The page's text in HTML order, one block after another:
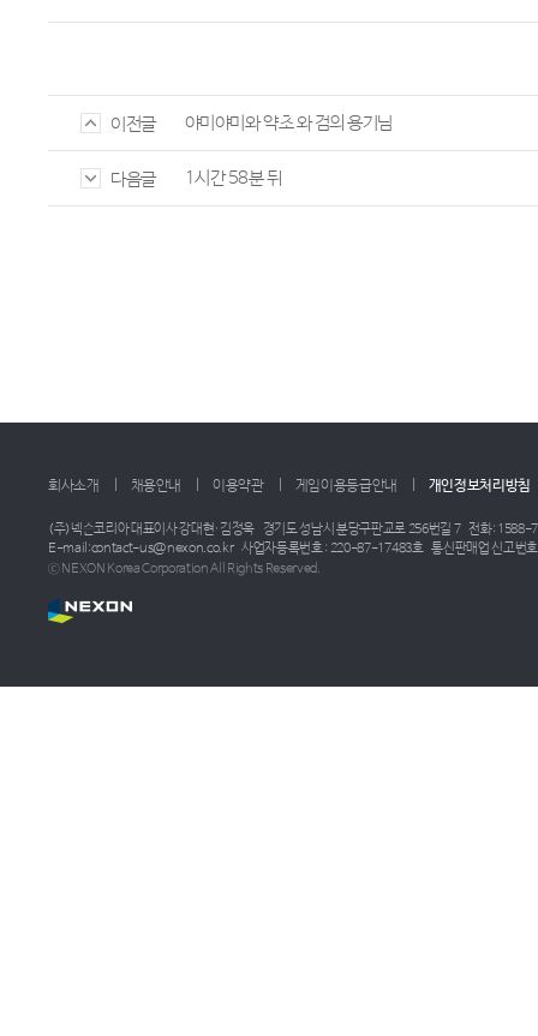
이전글 야미야미와 약초 와 검의 용기님
다음글 1시간 58분 뒤
회사소개 채용안내 이용약관 게임이용등급안내 개인정보처리방침
(주)넥슨코리아 대표이사 강대현·김정욱 경기도 성남시 분당구판교로 256번길 7 전화: 1588-
E-mail:contact-us@nexon.co.kr 사업자등록번호 : 220-87-17483호 통신판매업 신고번
ⓒ NEXON Korea Corporation All Rights Reserved.